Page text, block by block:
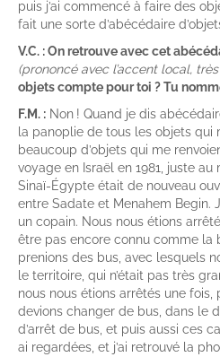
puis j’ai commencé à faire des
fait une sorte d’abécédaire
V.C. : On retrouve avec cet
(prononcé avec l’accent local,
objets compte pour toi ? Tu
F.M. : Non ! Quand je dis
la panoplie de tous les objets
beaucoup d’objets qui me
voyage en Israël en 1981, juste
Sinaï-Égypte était de nouveau
entre Sadate et Menahem Begin.
un copain. Nous nous étions
être pas encore connu comme la
prenions des bus, avec lesquels
le territoire, qui n’était pas très
nous nous étions arrêtés une
devions changer de bus, dans le
d’arrêt de bus, et puis aussi ces
ai regardées, et j’ai retrouvé la